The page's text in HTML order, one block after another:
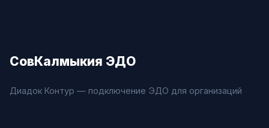
СовКалмыкия ЭДО
Диадок Контур — подключение ЭДО для организаций